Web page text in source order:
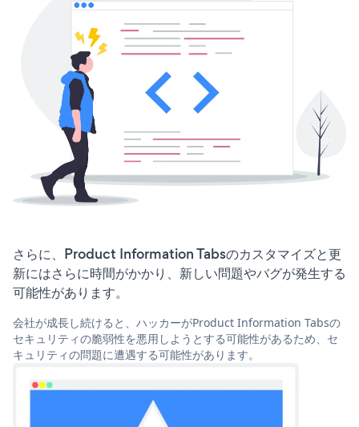
さらに、Product Information Tabsのカスタマイズと更
新にはさらに時間がかかり、新しい問題やバグが発生する
可能性があります。
会社が成長し続けると、ハッカーがProduct Information Tabsの
セキュリティの脆弱性を悪用しようとする可能性があるため、セ
キュリティの問題に遭遇する可能性があります。